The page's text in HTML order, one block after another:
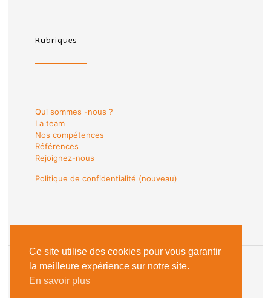
Rubriques
Qui sommes -nous ?
La team
Nos compétences
Références
Rejoignez-nous
Politique de confidentialité (nouveau)
Ce site utilise des cookies pour vous garantir
la meilleure expérience sur notre site.
En savoir plus